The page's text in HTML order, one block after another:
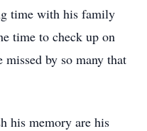
time with his family
time to check up on
by so many that
his memory are his